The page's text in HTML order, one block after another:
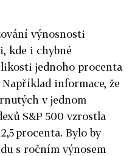
výnosnosti
kde i chybné
jednoho procenta
informace, že
v jednom
S&P 500 vzrostla
procenta. Bylo by
s ročním výnosem